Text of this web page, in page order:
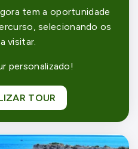
tem a oportunidade
selecionando os
visitar.
personalizado!
TOUR